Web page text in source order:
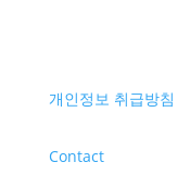
개인정보 취급방침
Contact